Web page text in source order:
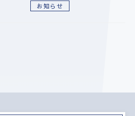
お知らせ